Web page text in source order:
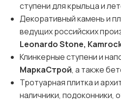
ступени для крыльца и
Декоративный камень и
ведущих российских
Leonardo Stone,
Клинкерные ступени и
МаркаСтрой, а также
Тротуарная плитка и
наличники, подоконники,